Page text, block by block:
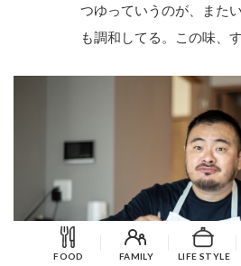
FOOD FAMILY LIFE STYLE
つゆっていうのが、また
も調和してる。この味、